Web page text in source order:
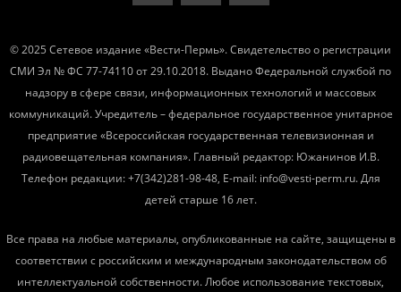
© 2025 Сетевое издание «Вести-Пермь». Свидетельство о регистрации
СМИ Эл № ФС 77-74110 от 29.10.2018. Выдано Федеральной службой по
надзору в сфере связи, информационных технологий и массовых
коммуникаций. Учредитель – федеральное государственное унитарное
предприятие «Всероссийская государственная телевизионная и
радиовещательная компания». Главный редактор: Южанинов И.В.
Телефон редакции: +7(342)281-98-48, E-mail: info@vesti-perm.ru. Для
детей старше 16 лет.
Все права на любые материалы, опубликованные на сайте, защищены в
соответствии с российским и международным законодательством об
интеллектуальной собственности. Любое использование текстовых,